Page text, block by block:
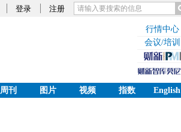
登录 注册
行情中心
会议/培训
周刊 图片 视频 指数
English